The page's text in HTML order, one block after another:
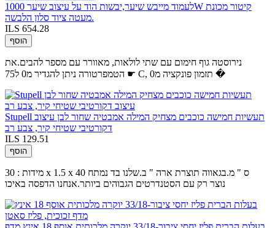
לעמוד מייבש שיער,יבשות הוד על עיצוב שיער 1000W קיטור מכונת
מעטה ציוד סלון הלבשה.
ILS 654.28
הוסף
נירוסטה גוף חימום עם שתי לולאות, מאוורר עם מספר להבים.את
הטמפרטורה ניתן להגדיר מ0 ל75 ☛ C, תזמון פונקציה מ0 �
Stupell תעשיות חמישה כוכבים מצחיק המילה אמבטיה שחור לבן עיצוב
דקורטיבי שטיחי קיר, צבע רב
ILS 129.51
הוסף
מידות : 30 x 1.5 x 40 ס " מ.בגאווה תוצרת ארה " ב.שלנו בד נמתח
נוצר רק עם הסטנדרטים הגבוהים ביותר.אנחנו הדפסה באיכו